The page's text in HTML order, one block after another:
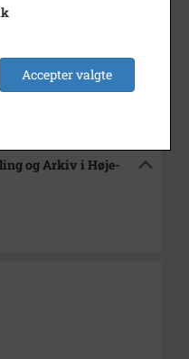
Samling og Arkiv i
Kommune
og Arkiv i Høje-
Accepter valgte